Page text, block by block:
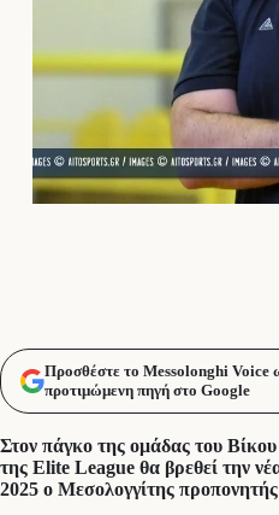
Προσθέστε το Messolonghi Voice
προτιμώμενη πηγή στο Google
Στον πάγκο της ομάδας του
της Elite League θα βρεθεί την
2025 ο Μεσολογγίτης